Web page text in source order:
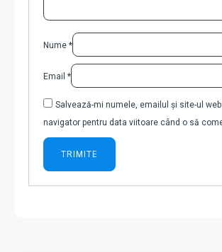
Nume *
Email *
Salvează-mi numele, emailul și site-ul
navigator pentru data viitoare când o să